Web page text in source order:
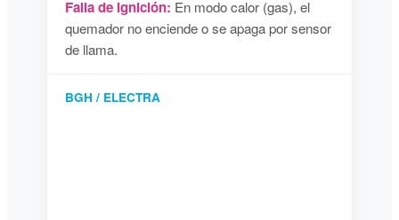
Falla de Ignición: En modo calor (gas), el
quemador no enciende o se apaga por sensor
de llama.
BGH / ELECTRA